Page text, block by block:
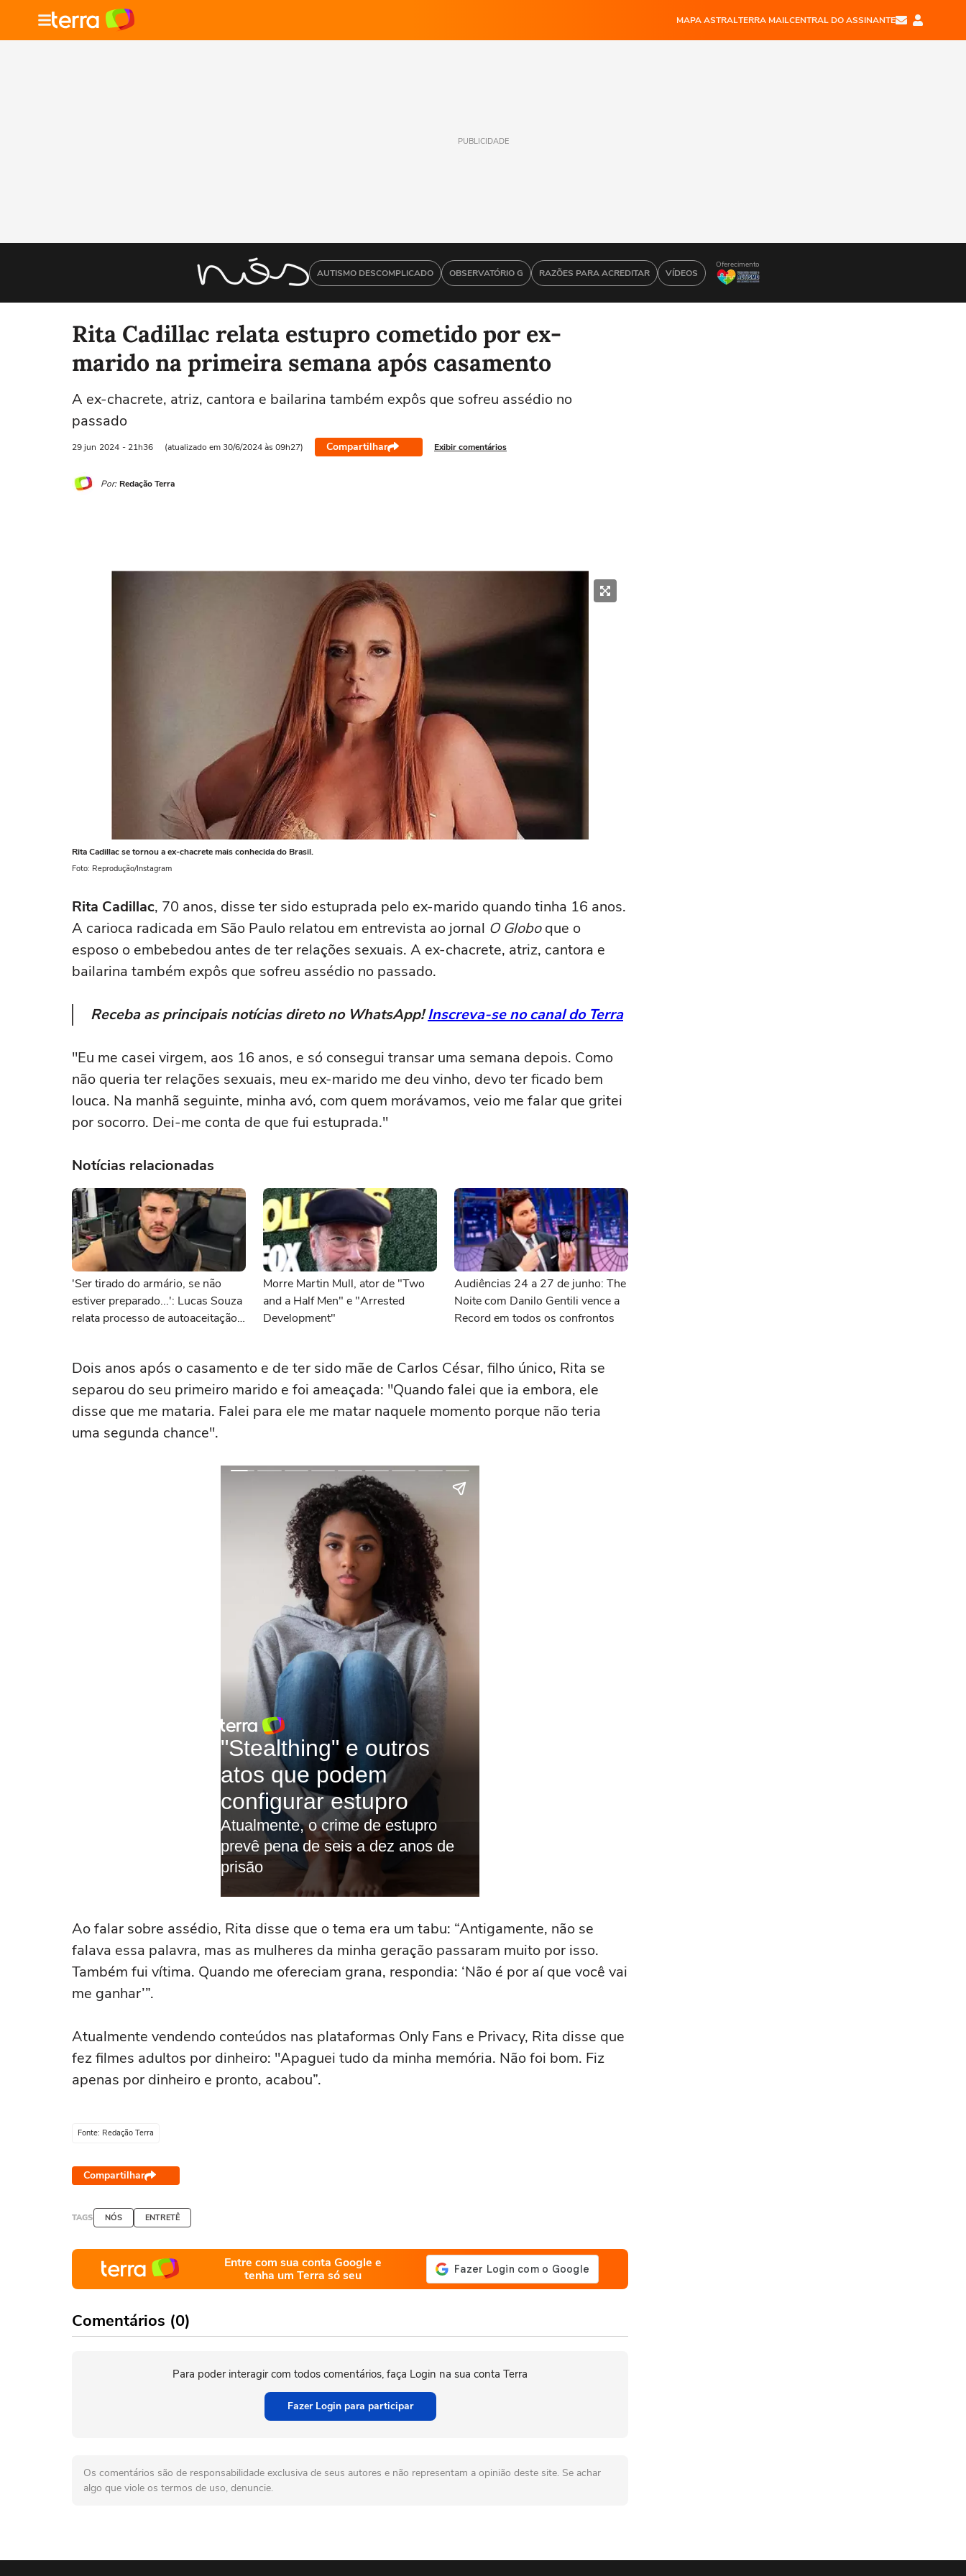
MAPA ASTRALTERRA MAILCENTRAL DO ASSINANTE
PUBLICIDADE
AUTISMO DESCOMPLICADO OBSERVATÓRIO G RAZÕES PARA ACREDITAR VÍDEOS
Oferecimento
Rita Cadillac relata estupro cometido por ex-
marido na primeira semana após casamento
A ex-chacrete, atriz, cantora e bailarina também expôs que sofreu assédio no
passado
29 jun 2024 - 21h36 (atualizado em 30/6/2024 às 09h27) Compartilhar Exibir comentários
Por: Redação Terra
Rita Cadillac se tornou a ex-chacrete mais conhecida do Brasil.
Foto: Reprodução/Instagram
Rita Cadillac, 70 anos, disse ter sido estuprada pelo ex-marido quando tinha 16 anos.
A carioca radicada em São Paulo relatou em entrevista ao jornal O Globoque o
esposo o embebedou antes de ter relações sexuais. A ex-chacrete, atriz, cantora e
bailarina também expôs que sofreu assédio no passado.
Receba as principais notícias direto no WhatsApp!Inscreva-se no canal do Terra
"Eu me casei virgem, aos 16 anos, e só consegui transar uma semana depois. Como
não queria ter relações sexuais, meu ex-marido me deu vinho, devo ter ficado bem
louca. Na manhã seguinte, minha avó, com quem morávamos, veio me falar que gritei
por socorro. Dei-me conta de que fui estuprada."
Notícias relacionadas
'Ser tirado do armário, se não
estiver preparado...': Lucas Souza
relata processo de autoaceitação
Morre Martin Mull, ator de "Two
and a Half Men" e "Arrested
Development"
Audiências 24 a 27 de junho: The
Noite com Danilo Gentili vence a
Record em todos os confrontos
Dois anos após o casamento e de ter sido mãe de Carlos César, filho único, Rita se
separou do seu primeiro marido e foi ameaçada: "Quando falei que ia embora, ele
disse que me mataria. Falei para ele me matar naquele momento porque não teria
uma segunda chance".
Ao falar sobre assédio, Rita disse que o tema era um tabu: “Antigamente, não se
falava essa palavra, mas as mulheres da minha geração passaram muito por isso.
Também fui vítima. Quando me ofereciam grana, respondia: ‘Não é por aí que você vai
me ganhar’”.
Atualmente vendendo conteúdos nas plataformas Only Fans e Privacy, Rita disse que
fez filmes adultos por dinheiro: "Apaguei tudo da minha memória. Não foi bom. Fiz
apenas por dinheiro e pronto, acabou”.
Fonte: Redação Terra
Compartilhar
TAGS NÓS ENTRETÊ
Entre com sua conta Google e
tenha um Terra só seu
Comentários (0)
Para poder interagir com todos comentários, faça Login na sua conta Terra
Fazer Login para participar
Os comentários são de responsabilidade exclusiva de seus autores e não representam a opinião deste site. Se achar
algo que viole os termos de uso, denuncie.